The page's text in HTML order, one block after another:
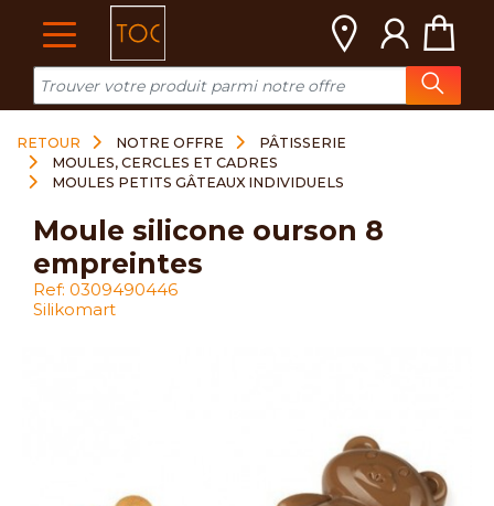
RETOUR NOTRE OFFRE
PÂTISSERIE
MOULES, CERCLES ET CADRES
MOULES PETITS GÂTEAUX INDIVIDUELS
moule silicone ourson 8
empreintes
Ref: 0309490446
Silikomart
Cookies management panel